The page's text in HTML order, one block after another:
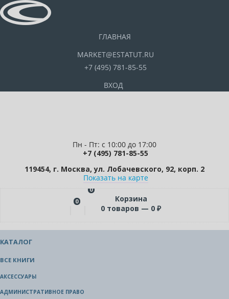
ГЛАВНАЯ
MARKET@ESTATUT.RU
+7 (495) 781-85-55
ВХОД
Пн - Пт: с 10:00 до 17:00
+7 (495) 781-85-55
119454, г. Москва, ул. Лобачевского, 92, корп. 2
Показать на карте
0
0
Корзина
0 товаров — 0 ₽
КАТАЛОГ
ВСЕ КНИГИ
АКСЕССУАРЫ
АДМИНИСТРАТИВНОЕ ПРАВО